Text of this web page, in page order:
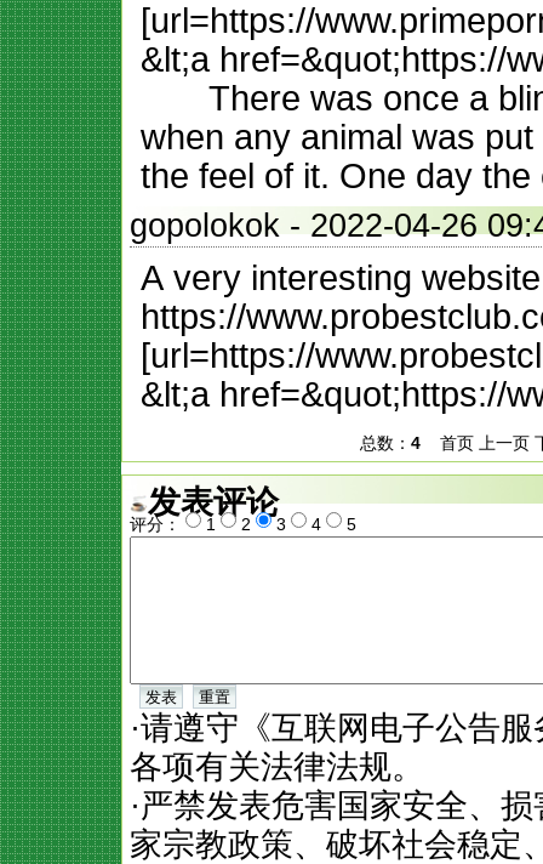
[url=https://
&lt;a href=&quot;https://
There was once a
when any animal was
the feel of it. One day
gopolokok - 2022-04-26
A very interesting
https://
[url=https://
&lt;a href=&quot;https://
总数： 4首页 上一页
发表评论
评分： 1 2 3 4 5
·请遵守《互联网电子公告
各项有关法律法规。
·严禁发表危害国家安全、
家宗教政策、破坏社会稳定